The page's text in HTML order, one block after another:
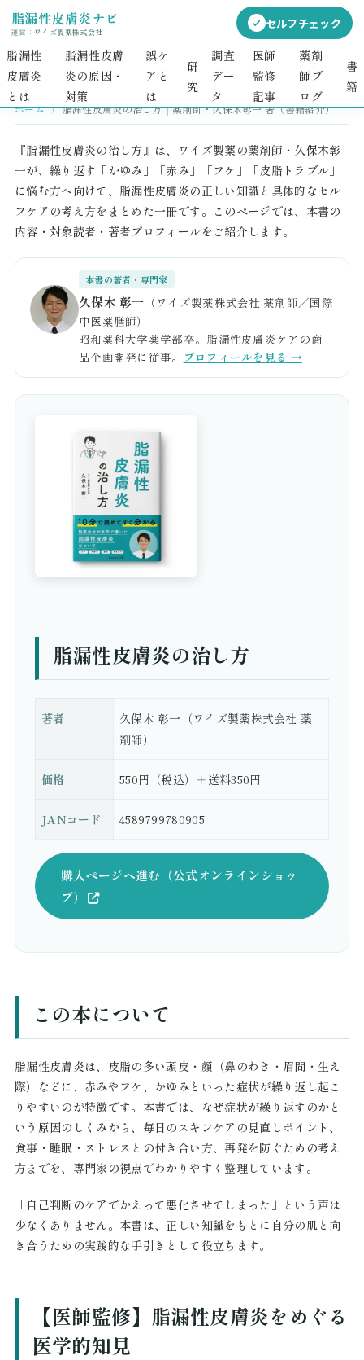
脂漏性皮膚炎ナビ
運営： ワイズ製薬株式会社
セルフチェック
脂漏性
皮膚炎
とは
脂漏性皮膚
炎の原因・
対策​​
誤ケ
アと
は
研
究
調査
デー
タ
医師
監修
記事
薬剤
師ブ
ログ
書
籍
ホーム › 脂漏性皮膚炎の治し方｜薬剤師・久保木彰一 著（書籍紹介）
『脂漏性皮膚炎の治し方』は、ワイズ製薬の薬剤師・久保木彰
一が、繰り返す「かゆみ」「赤み」「フケ」「皮脂トラブル」
に悩む方へ向けて、脂漏性皮膚炎の正しい知識と具体的なセル
フケアの考え方をまとめた一冊です。このページでは、本書の
内容・対象読者・著者プロフィールをご紹介します。
本書の著者・専門家
久保木 彰一 （ワイズ製薬株式会社 薬剤師／国際
中医薬膳師）
昭和薬科大学薬学部卒。脂漏性皮膚炎ケアの商
品企画開発に従事。 プロフィールを見る →
脂漏性皮膚炎の治し方
著者
久保木 彰一（ワイズ製薬株式会社 薬
剤師）
価格 550円（税込）＋送料350円
JANコード 4589799780905
購入ページへ進む（公式オンラインショッ
プ）
この本について
脂漏性皮膚炎は、皮脂の多い頭皮・顔（鼻のわき・眉間・生え
際）などに、赤みやフケ、かゆみといった症状が繰り返し起こ
りやすいのが特徴です。本書では、なぜ症状が繰り返すのかと
いう原因のしくみから、毎日のスキンケアの見直しポイント、
食事・睡眠・ストレスとの付き合い方、再発を防ぐための考え
方までを、専門家の視点でわかりやすく整理しています。
「自己判断のケアでかえって悪化させてしまった」という声は
少なくありません。本書は、正しい知識をもとに自分の肌と向
き合うための実践的な手引きとして役立ちます。
【医師監修】脂漏性皮膚炎をめぐる
医学的知見